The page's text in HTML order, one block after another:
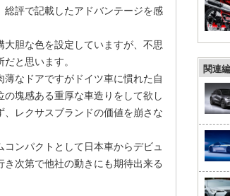
評で記載したアドバンテージを感
胆な色を設定していますが、不思
と思います。
なドアですがドイツ車に慣れた自
塊感ある重厚な車造りをして欲し
レクサスブランドの価値を崩さな
ンパクトとして日本車からデビュ
次第で他社の動きにも期待出来る
関連